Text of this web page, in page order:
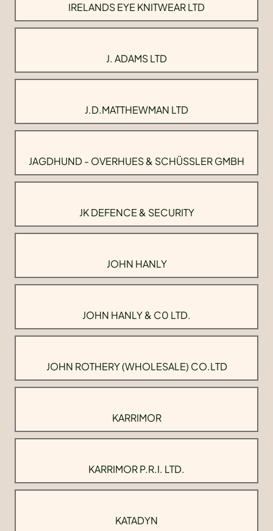
IRELANDS EYE KNITWEAR LTD
J. ADAMS LTD
J.D.MATTHEWMAN LTD
JAGDHUND - OVERHUES & SCHÜSSLER GMBH
JK DEFENCE & SECURITY
JOHN HANLY
JOHN HANLY & C0 LTD.
JOHN ROTHERY (WHOLESALE) CO.LTD
KARRIMOR
KARRIMOR P.R.I. LTD.
KATADYN